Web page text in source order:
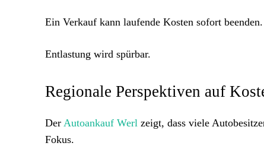
Ein Verkauf kann laufende Kosten sofort
Entlastung wird spürbar.
Regionale Perspektiven auf
Der Autoankauf Werl zeigt, dass viele
Fokus.